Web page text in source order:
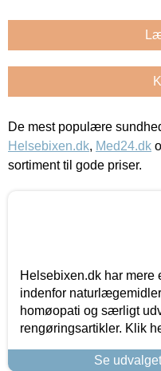
De mest populære
Helsebixen.dk, Med24.dk
sortiment til gode priser.
Helsebixen.dk har mere
indenfor
homøopati og særligt
rengøringsartikler. Klik
Se